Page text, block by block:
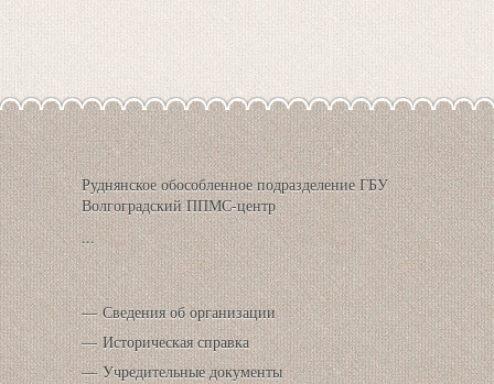
Руднянское обособленное подразделение ГБУ
Волгоградский ППМС-центр
...
Сведения об организации
Историческая справка
Учредительные документы